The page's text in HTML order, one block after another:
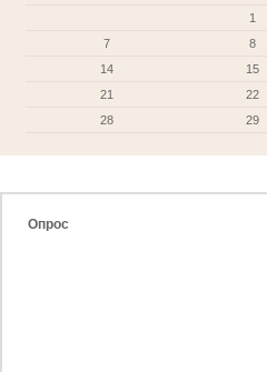
1
7
8
14
15
21
22
28
29
Опрос